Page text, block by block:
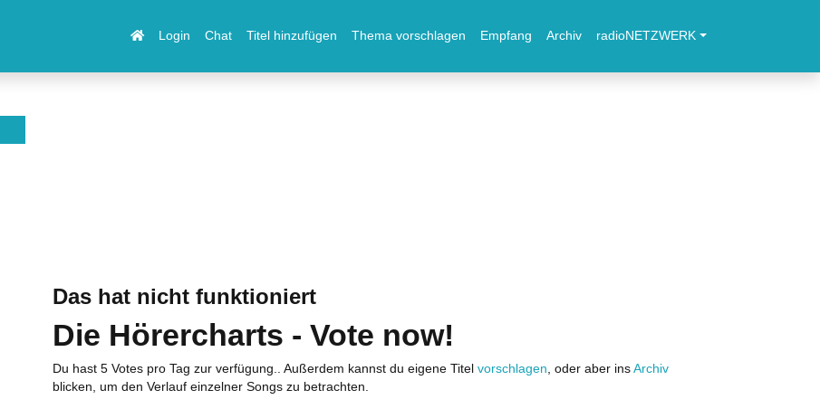
Login Chat Titel hinzufügen Thema vorschlagen Empfang Archiv radioNETZWERK
Das hat nicht funktioniert
Die Hörercharts - Vote now!
Du hast 5 Votes pro Tag zur verfügung.. Außerdem kannst du eigene Titel vorschlagen , oder aber ins Archiv
blicken, um den Verlauf einzelner Songs zu betrachten.